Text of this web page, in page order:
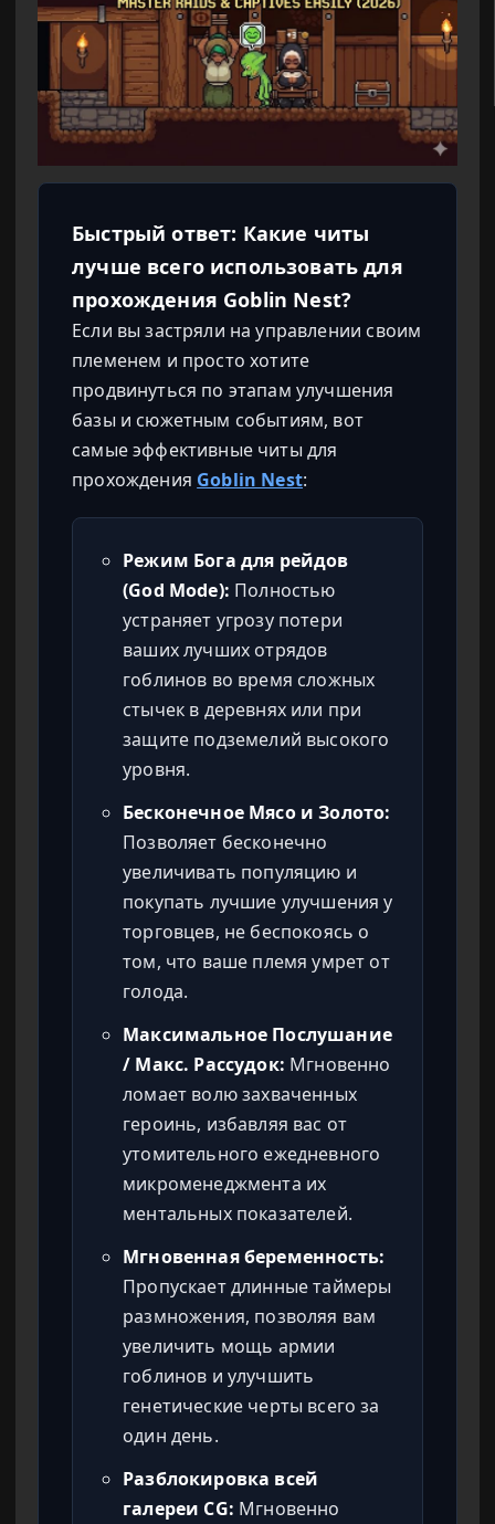
Быстрый ответ: Какие читы
лучше всего использовать для
прохождения Goblin Nest?
Если вы застряли на управлении своим
племенем и просто хотите
продвинуться по этапам улучшения
базы и сюжетным событиям, вот
самые эффективные читы для
прохождения Goblin Nest:
Режим Бога для рейдов
(God Mode): Полностью
устраняет угрозу потери
ваших лучших отрядов
гоблинов во время сложных
стычек в деревнях или при
защите подземелий высокого
уровня.
Бесконечное Мясо и Золото:
Позволяет бесконечно
увеличивать популяцию и
покупать лучшие улучшения у
торговцев, не беспокоясь о
том, что ваше племя умрет от
голода.
Максимальное Послушание
/ Макс. Рассудок: Мгновенно
ломает волю захваченных
героинь, избавляя вас от
утомительного ежедневного
микроменеджмента их
ментальных показателей.
Мгновенная беременность:
Пропускает длинные таймеры
размножения, позволяя вам
увеличить мощь армии
гоблинов и улучшить
генетические черты всего за
один день.
Разблокировка всей
галереи CG: Мгновенно